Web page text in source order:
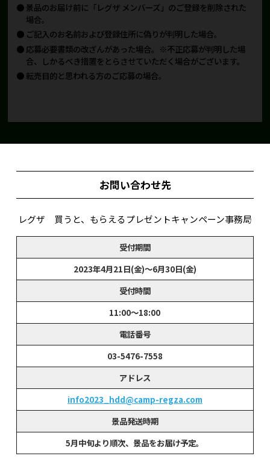
景品のお届け前に「レグザ メンバーズ」のご登録を削除された
場合。
ご記入のお名前および登録住所に偽りが判明した場合。
応募必要書類の改ざんがあった場合。※不正応募が判明した場
合、しかるべき措置をとらさせていただく場合がございます。
転売目的と思われる方のご応募の場合。
お問い合わせ先
レグザ 買うと、もらえるプレゼントキャンペーン事務局
受付期間
2023年4月21日(金)～6月30日(金)
受付時間
11:00〜18:00
電話番号
03-5476-7558
アドレス
info2023_hdd@camp-regza.com
景品発送時期
5月中旬より順次、景品をお届け予定。